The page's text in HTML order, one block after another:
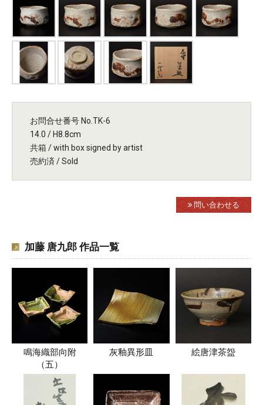
お問合せ番号 No.TK-6
14.0 / H8.8cm
共箱 / with box signed by artist
売約済 / Sold
問い合わせる
加藤 唐九郎 作品一覧
鳴海織部向附
（五）
灰釉異形皿 絵唐津茶盌